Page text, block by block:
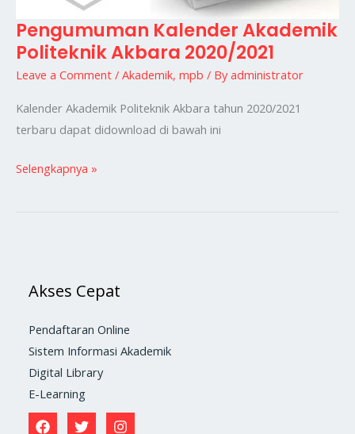
Pengumuman Kalender Akademik
Politeknik Akbara 2020/2021
Leave a Comment / Akademik, mpb / Byadministrator
Kalender Akademik Politeknik Akbara tahun 2020/2021
terbaru dapat didownload di bawah ini
Pengumuman
Kalender
Akademik
Akbara
2020/2021
Selengkapnya »
Akses Cepat
Pendaftaran Online
Sistem Informasi Akademik
Digital Library
E-Learning